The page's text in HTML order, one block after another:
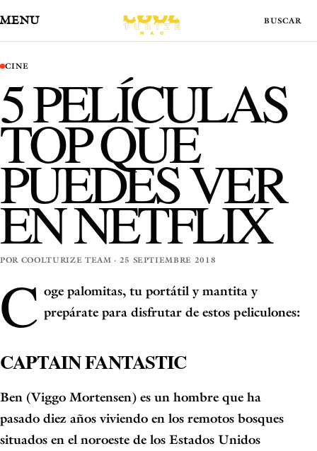
MENÚ
CINE
5 PELÍCULAS
TOP QUE
PUEDES VER
EN NETFLIX
POR COOLTURIZE TEAM · 25 SEPTIEMBRE 2018
C oge palomitas, tu portátil y mantita y
prepárate para disfrutar de estos peliculones:
CAPTAIN FANTASTIC
Ben (Viggo Mortensen) es un hombre que ha
pasado diez años viviendo en los remotos bosques
situados en el noroeste de los Estados Unidos